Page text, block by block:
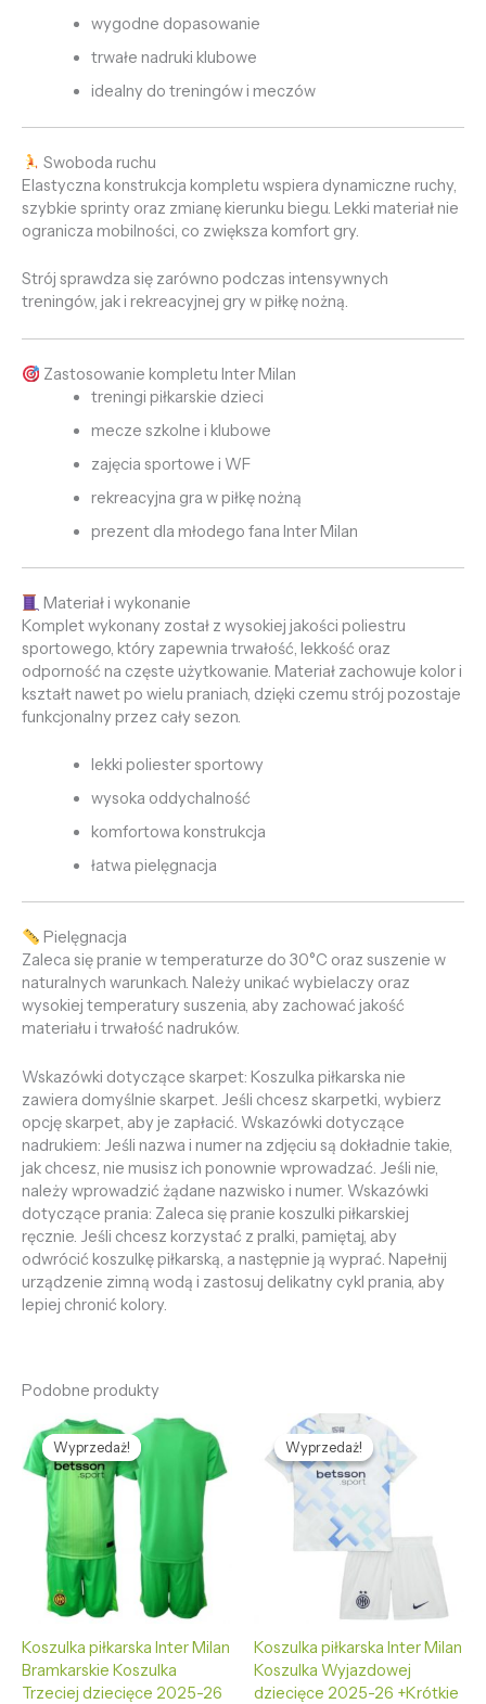
wygodne dopasowanie
trwałe nadruki klubowe
idealny do treningów i meczów
Swoboda ruchu
Elastyczna konstrukcja kompletu wspiera dynamiczne ruchy,
szybkie sprinty oraz zmianę kierunku biegu. Lekki materiał nie
ogranicza mobilności, co zwiększa komfort gry.
Strój sprawdza się zarówno podczas intensywnych
treningów, jak i rekreacyjnej gry w piłkę nożną.
Zastosowanie kompletu Inter Milan
treningi piłkarskie dzieci
mecze szkolne i klubowe
zajęcia sportowe i WF
rekreacyjna gra w piłkę nożną
prezent dla młodego fana Inter Milan
Materiał i wykonanie
Komplet wykonany został z wysokiej jakości poliestru
sportowego, który zapewnia trwałość, lekkość oraz
odporność na częste użytkowanie. Materiał zachowuje kolor i
kształt nawet po wielu praniach, dzięki czemu strój pozostaje
funkcjonalny przez cały sezon.
lekki poliester sportowy
wysoka oddychalność
komfortowa konstrukcja
łatwa pielęgnacja
Pielęgnacja
Zaleca się pranie w temperaturze do 30°C oraz suszenie w
naturalnych warunkach. Należy unikać wybielaczy oraz
wysokiej temperatury suszenia, aby zachować jakość
materiału i trwałość nadruków.
Wskazówki dotyczące skarpet: Koszulka piłkarska nie
zawiera domyślnie skarpet. Jeśli chcesz skarpetki, wybierz
opcję skarpet, aby je zapłacić. Wskazówki dotyczące
nadrukiem: Jeśli nazwa i numer na zdjęciu są dokładnie takie,
jak chcesz, nie musisz ich ponownie wprowadzać. Jeśli nie,
należy wprowadzić żądane nazwisko i numer. Wskazówki
dotyczące prania: Zaleca się pranie koszulki piłkarskiej
ręcznie. Jeśli chcesz korzystać z pralki, pamiętaj, aby
odwrócić koszulkę piłkarską, a następnie ją wyprać. Napełnij
urządzenie zimną wodą i zastosuj delikatny cykl prania, aby
lepiej chronić kolory.
Podobne produkty
Wyprzedaż!
Wyprzedaż!
Koszulka piłkarska Inter Milan
Bramkarskie Koszulka
Trzeciej dziecięce 2025-26
Pierwotna
cena
wynosiła:
469,89 zł.
Aktualna
cena
wynosi:
127,65 zł.
Wyprzedaż!
Wyprzedaż!
Koszulka piłkarska Inter Milan
Koszulka Wyjazdowej
dziecięce 2025-26 +Krótkie
Pierwotna
cena
wynosiła:
469,89 zł.
Aktualna
cena
wynosi:
127,65 zł.